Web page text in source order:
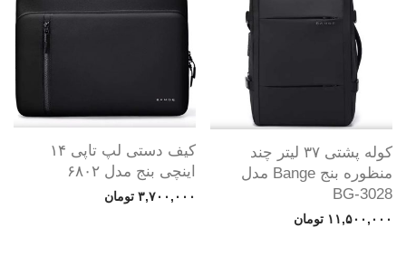
کوله پشتی ۳۷ لیتر چند
منظوره بنج Bange مدل
BG-3028
۱۱,۵۰۰,۰۰۰ تومان
کیف دستی لپ تاپی ۱۴
اینچی بنج مدل ۶۸۰۲
۳,۷۰۰,۰۰۰ تومان